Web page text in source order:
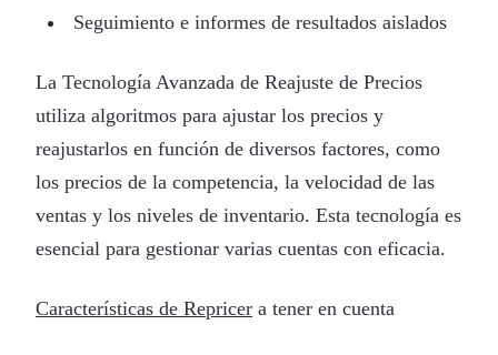
Seguimiento e informes de resultados aislados
La Tecnología Avanzada de Reajuste de Precios
utiliza algoritmos para ajustar los precios y
reajustarlos en función de diversos factores, como
los precios de la competencia, la velocidad de las
ventas y los niveles de inventario. Esta tecnología es
esencial para gestionar varias cuentas con eficacia.
Características de Repricer a tener en cuenta